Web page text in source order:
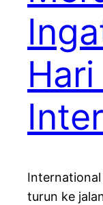
International
turun ke